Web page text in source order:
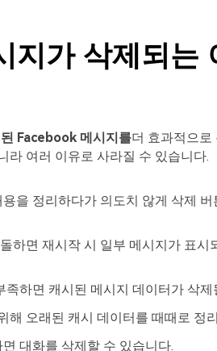
지가 삭제되는
Facebook 메시지를더 효과적으로
라 여러 이유로 사라질 수 있습니다.
을 정리하다가 의도치 않게 삭제 버
하면 재시작 시 일부 메시지가 표시
족하면 캐시된 메시지 데이터가 삭제
해 오래된 캐시 데이터를 때때로 정
대화를 삭제할 수 있습니다.